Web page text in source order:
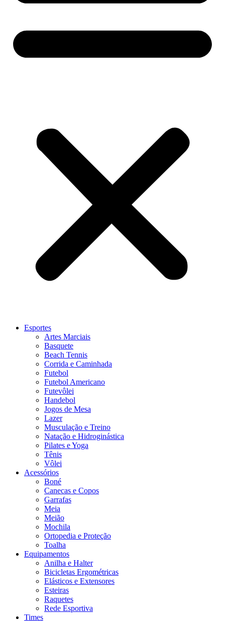
Esportes
Artes Marciais
Basquete
Beach Tennis
Corrida e Caminhada
Futebol
Futebol Americano
Futevôlei
Handebol
Jogos de Mesa
Lazer
Musculação e Treino
Natação e Hidroginástica
Pilates e Yoga
Tênis
Vôlei
Acessórios
Boné
Canecas e Copos
Garrafas
Meia
Meião
Mochila
Ortopedia e Proteção
Toalha
Equipamentos
Anilha e Halter
Bicicletas Ergométricas
Elásticos e Extensores
Esteiras
Raquetes
Rede Esportiva
Times